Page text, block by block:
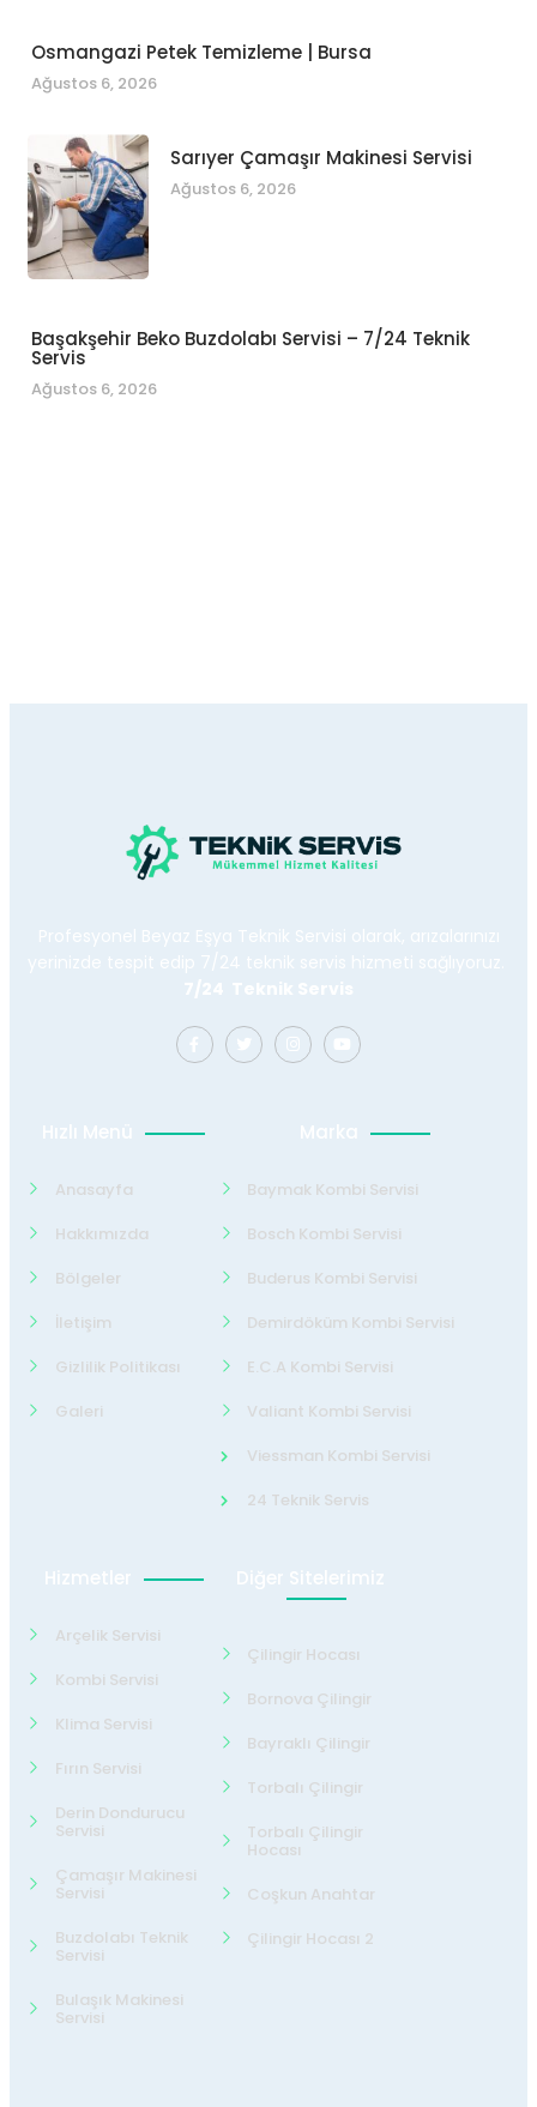
Osmangazi Petek Temizleme | Bursa
Ağustos 6, 2026
Sarıyer Çamaşır Makinesi Servisi
Ağustos 6, 2026
Başakşehir Beko Buzdolabı Servisi – 7/24 Teknik
Servis
Ağustos 6, 2026
Profesyonel Beyaz Eşya Teknik Servisi olarak, arızalarınızı
yerinizde tespit edip 7/24 teknik servis hizmeti sağlıyoruz.
7/24 Teknik Servis
Hızlı Menü
Anasayfa
Hakkımızda
Bölgeler
İletişim
Gizlilik Politikası
Galeri
Marka
Baymak Kombi Servisi
Bosch Kombi Servisi
Buderus Kombi Servisi
Demirdöküm Kombi Servisi
E.C.A Kombi Servisi
Valiant Kombi Servisi
Viessman Kombi Servisi
24 Teknik Servis
Hizmetler
Arçelik Servisi
Kombi Servisi
Klima Servisi
Fırın Servisi
Derin Dondurucu
Servisi
Çamaşır Makinesi
Servisi
Buzdolabı Teknik
Servisi
Bulaşık Makinesi
Servisi
Diğer Sitelerimiz
Çilingir Hocası
Bornova Çilingir
Bayraklı Çilingir
Torbalı Çilingir
Torbalı Çilingir
Hocası
Coşkun Anahtar
Çilingir Hocası 2